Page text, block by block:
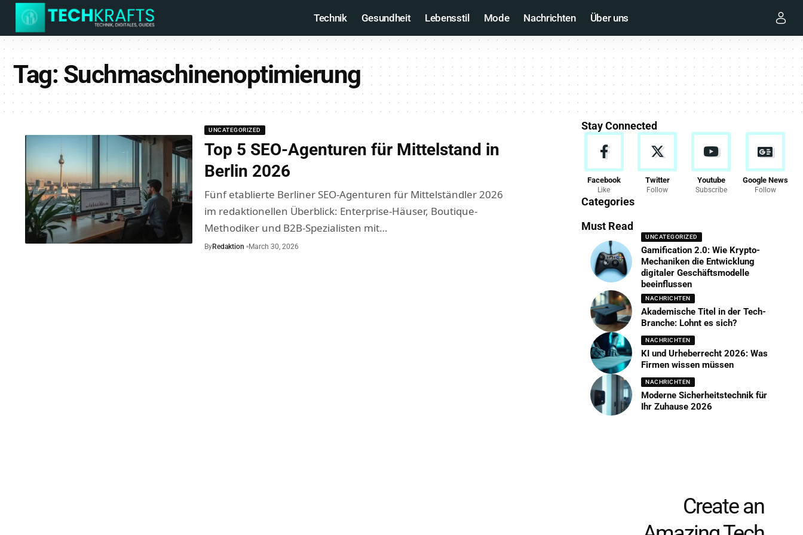
Technik Gesundheit Lebensstil Mode Nachrichten Über uns
Tag:Suchmaschinenoptimierung
UNCATEGORIZED
Top 5 SEO-Agenturen für Mittelstand in
Berlin 2026
Fünf etablierte Berliner SEO-Agenturen für Mittelständler 2026
im redaktionellen Überblick: Enterprise-Häuser, Boutique-
Methodiker und B2B-Spezialisten mit…
ByRedaktion March 30, 2026
Stay Connected
Facebook
Like
Twitter
Follow
Youtube
Subscribe
Google News
Follow
Categories
Must Read
UNCATEGORIZED
Gamification 2.0: Wie Krypto-
Mechaniken die Entwicklung
digitaler Geschäftsmodelle
beeinflussen
NACHRICHTEN
Akademische Titel in der Tech-
Branche: Lohnt es sich?
NACHRICHTEN
KI und Urheberrecht 2026: Was
Firmen wissen müssen
NACHRICHTEN
Moderne Sicherheitstechnik für
Ihr Zuhause 2026
Create an